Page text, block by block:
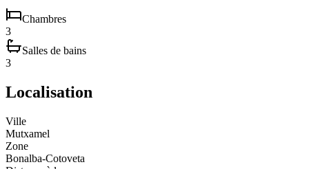
Chambres
3
Salles de bains
3
Localisation
Ville
Mutxamel
Zone
Bonalba-Cotoveta